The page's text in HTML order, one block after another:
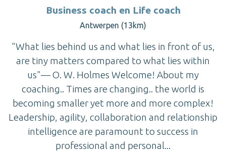
Business coach en Life coach
Antwerpen (13km)
"What lies behind us and what lies in front of us,
are tiny matters compared to what lies within
us"— O. W. Holmes Welcome! About my
coaching.. Times are changing.. the world is
becoming smaller yet more and more complex!
Leadership, agility, collaboration and relationship
intelligence are paramount to success in
professional and personal...